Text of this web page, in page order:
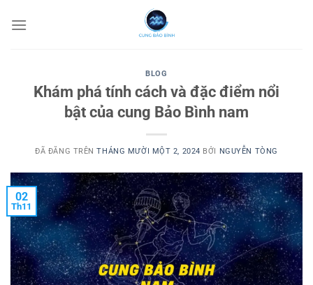
đến
BLOG
Khám phá tính cách và đặc điểm nổi
bật của cung Bảo Bình nam
ĐÃ ĐĂNG TRÊNTHÁNG MƯỜI MỘT 2, 2024 BỞI NGUYỄN TÒNG
02
Th11